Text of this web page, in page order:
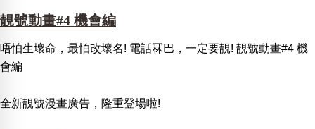
靚號動畫#4 機會編
唔怕生壞命，最怕改壞名! 電話冧巴，一定要靚! 靚號動畫#4 機
會編
全新靚號漫畫廣告，隆重登場啦!